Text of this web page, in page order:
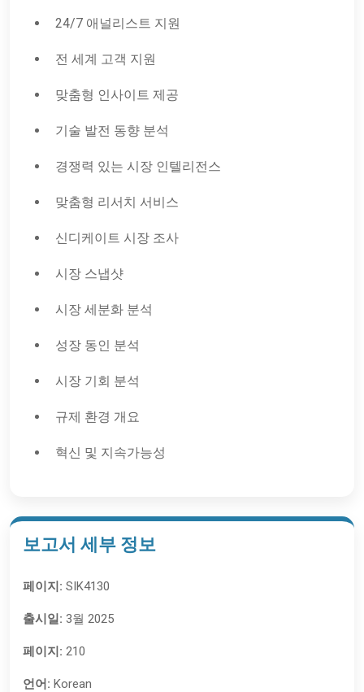
24/7 애널리스트 지원
전 세계 고객 지원
맞춤형 인사이트 제공
기술 발전 동향 분석
경쟁력 있는 시장 인텔리전스
맞춤형 리서치 서비스
신디케이트 시장 조사
시장 스냅샷
시장 세분화 분석
성장 동인 분석
시장 기회 분석
규제 환경 개요
혁신 및 지속가능성
보고서 세부 정보
페이지: SIK4130
출시일: 3월 2025
페이지: 210
언어: Korean